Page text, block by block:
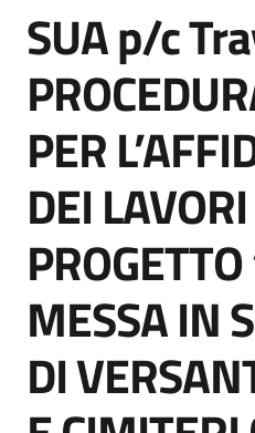
di
acquisto
Supporto
Piattaforme
telematiche
English
Salta al contenuto
SUA p/c
PER
DEI
MESSA IN
DI